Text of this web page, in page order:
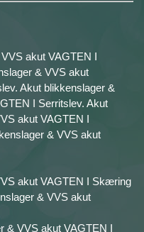
akut VAGTEN I
& VVS akut
Akut blikkenslager &
I Serritslev. Akut
akut VAGTEN I
& VVS akut
akut VAGTEN I Skæring
& VVS akut
& VVS akut VAGTEN I